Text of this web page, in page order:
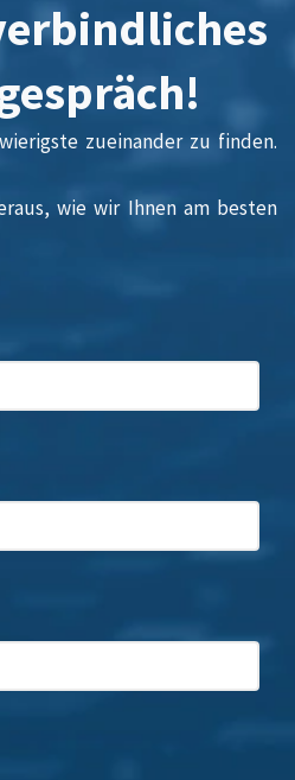
zueinander zu finden.
wie wir Ihnen am besten